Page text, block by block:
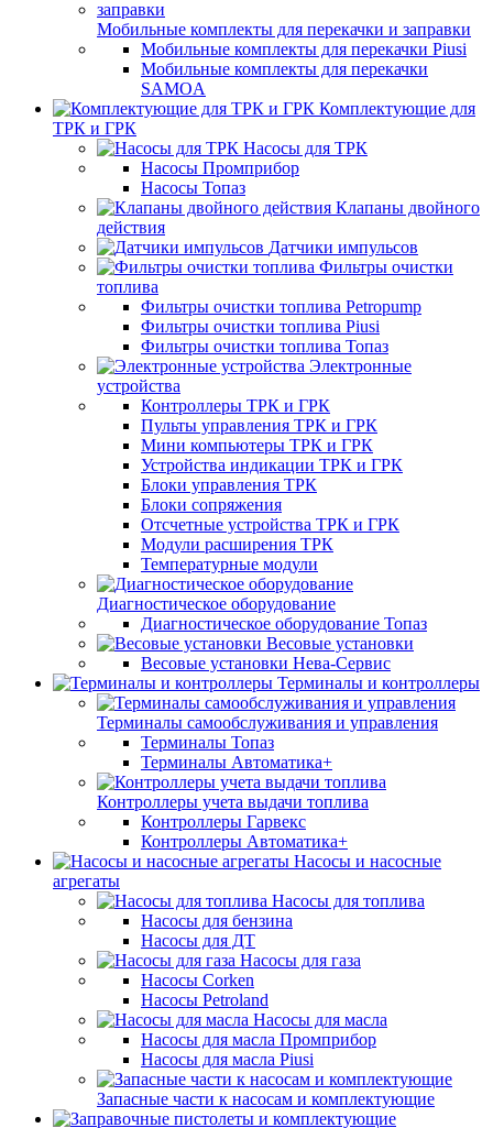
Мобильные комплекты для перекачки и заправки
Мобильные комплекты для перекачки Piusi
Мобильные комплекты для перекачки
SAMOA
Комплектующие для
ТРК и ГРК
Насосы для ТРК
Насосы Промприбор
Насосы Топаз
Клапаны двойного
действия
Датчики импульсов
Фильтры очистки
топлива
Фильтры очистки топлива Petropump
Фильтры очистки топлива Piusi
Фильтры очистки топлива Топаз
Электронные
устройства
Контроллеры ТРК и ГРК
Пульты управления ТРК и ГРК
Мини компьютеры ТРК и ГРК
Устройства индикации ТРК и ГРК
Блоки управления ТРК
Блоки сопряжения
Отсчетные устройства ТРК и ГРК
Модули расширения ТРК
Температурные модули
Диагностическое оборудование
Диагностическое оборудование Топаз
Весовые установки
Весовые установки Нева-Сервис
Терминалы и контроллеры
Терминалы самообслуживания и управления
Терминалы Топаз
Терминалы Автоматика+
Контроллеры учета выдачи топлива
Контроллеры Гарвекс
Контроллеры Автоматика+
Насосы и насосные
агрегаты
Насосы для топлива
Насосы для бензина
Насосы для ДТ
Насосы для газа
Насосы Corken
Насосы Petroland
Насосы для масла
Насосы для масла Промприбор
Насосы для масла Piusi
Запасные части к насосам и комплектующие